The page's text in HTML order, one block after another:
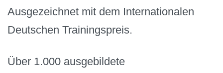
Ausgezeichnet mit dem Internationalen
Deutschen Trainingspreis.
Über 1.000 ausgebildete